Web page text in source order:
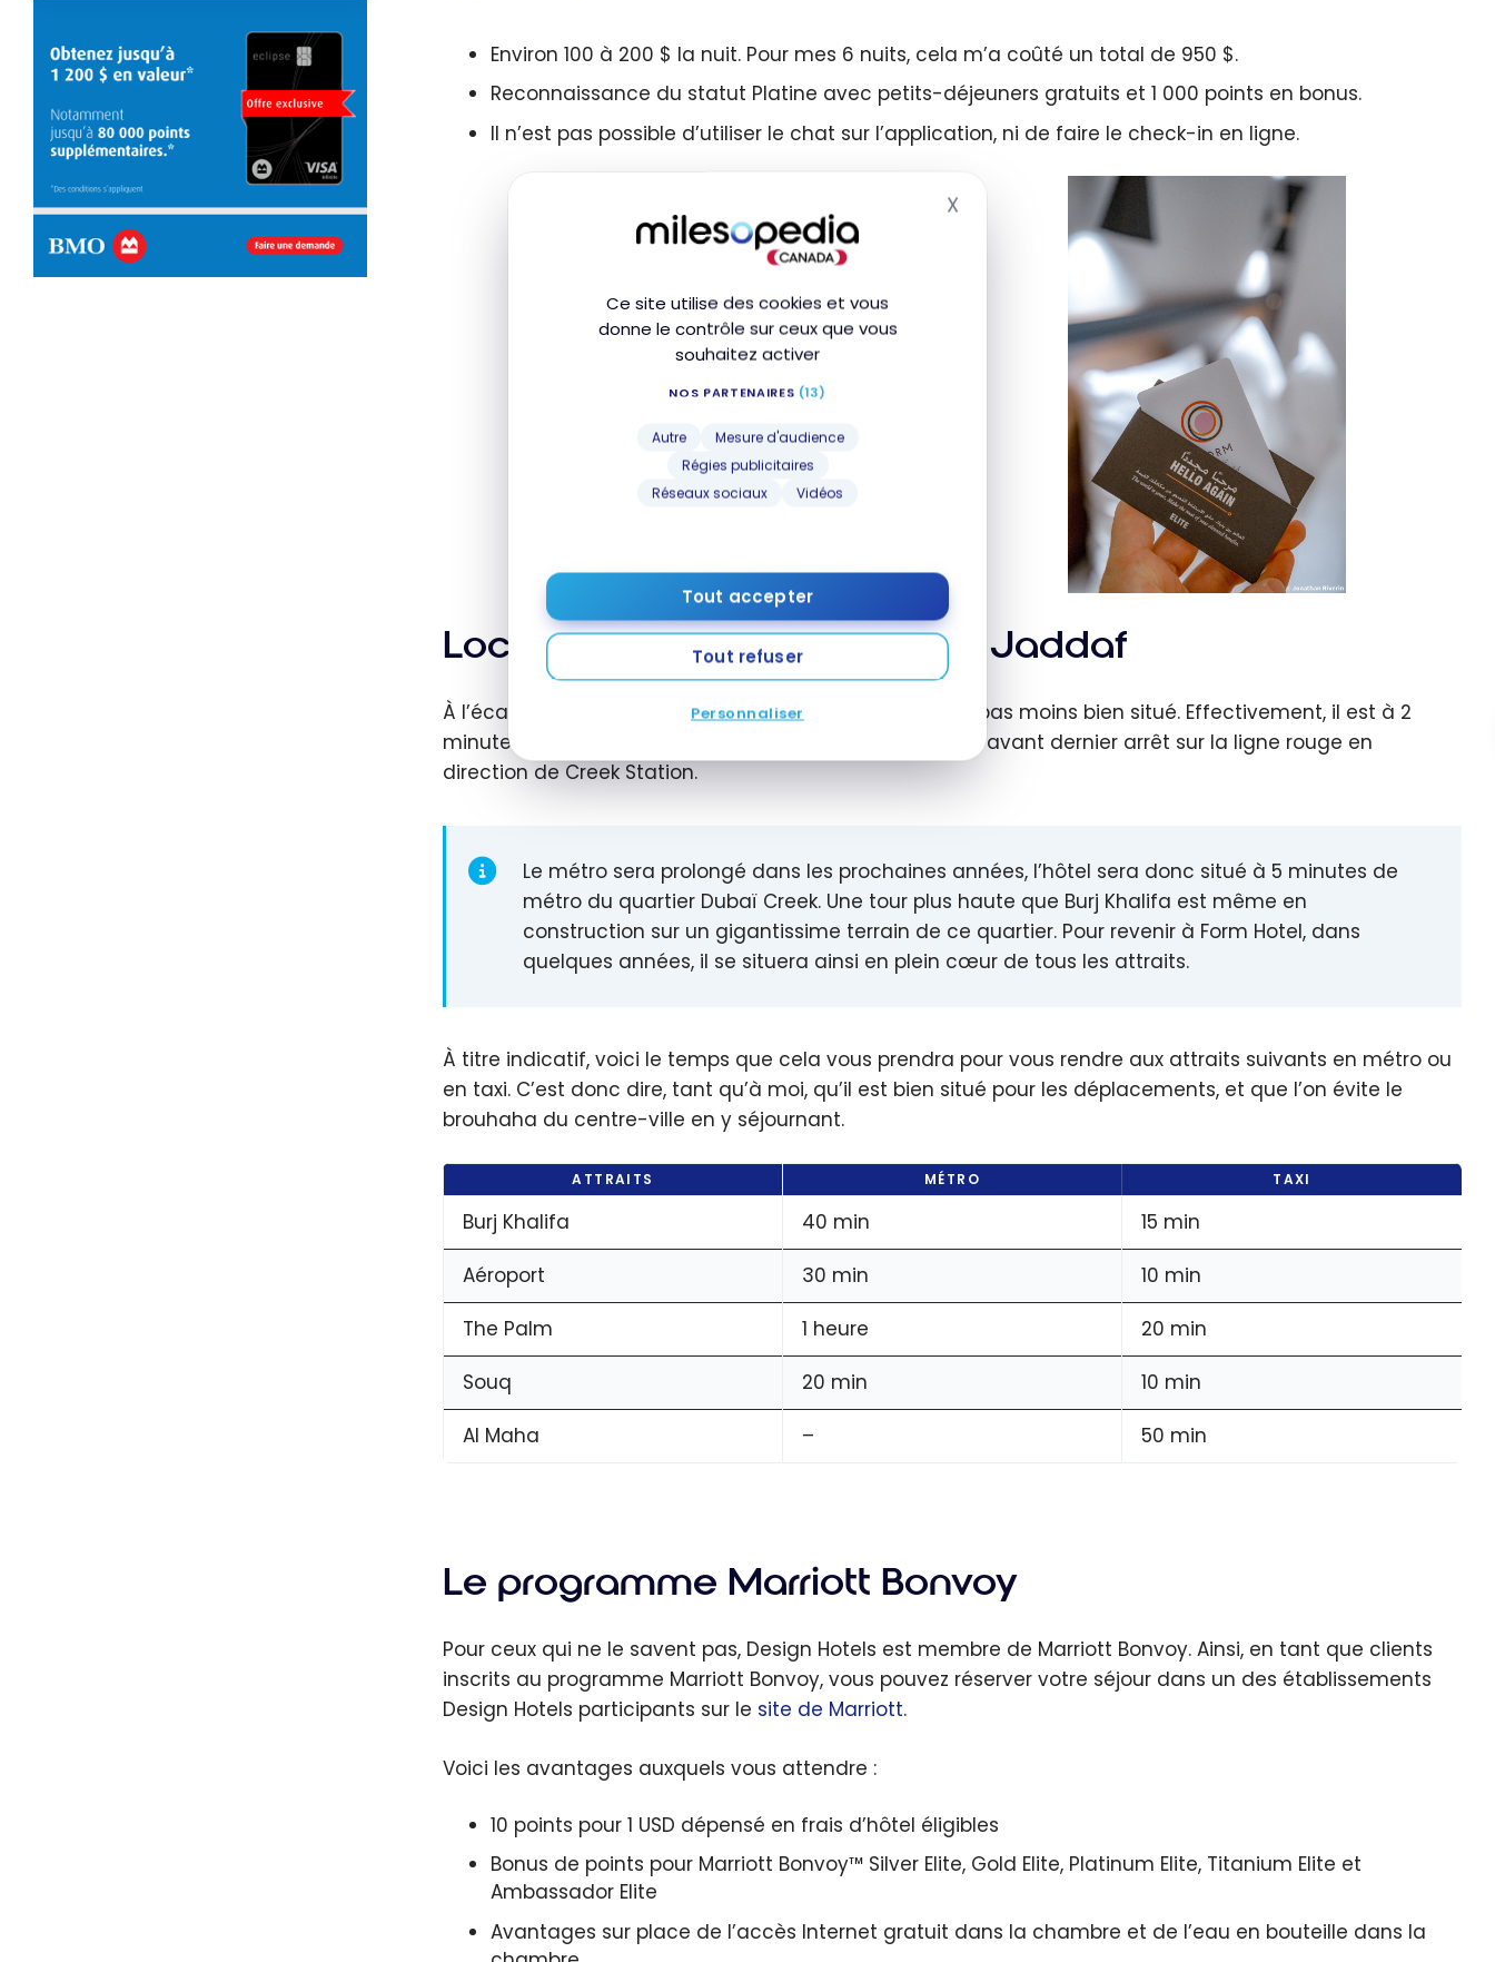
Ce site utilise des cookies et vous
donne le contrôle sur ceux que vous
souhaitez activer
NOS PARTENAIRES (13)
Autre
Mesure d'audience
Régies publicitaires
Réseaux sociaux
Vidéos
Tout accepter
Tout refuser
Personnaliser
XMasquer le bandeau des cookies
Environ 100 à 200 $ la nuit. Pour mes 6 nuits, cela m’a coûté un total de 950 $.
Reconnaissance du statut Platine avec petits-déjeuners gratuits et 1 000 points en bonus.
Il n’est pas possible d’utiliser le chat sur l’application, ni de faire le check-in en ligne.
Localisation du Form Hotel Al Jaddaf
À l’écart du centre-ville de Dubaï, l’hôtel n’en demeure pas moins bien situé. Effectivement, il est à 2
minutes à pied de la station de métro Al Jadaf, qui est l’avant dernier arrêt sur la ligne rouge en
direction de Creek Station.
Le métro sera prolongé dans les prochaines années, l’hôtel sera donc situé à 5 minutes de
métro du quartier Dubaï Creek. Une tour plus haute que Burj Khalifa est même en
construction sur un gigantissime terrain de ce quartier. Pour revenir à Form Hotel, dans
quelques années, il se situera ainsi en plein cœur de tous les attraits.
À titre indicatif, voici le temps que cela vous prendra pour vous rendre aux attraits suivants en métro ou
en taxi. C’est donc dire, tant qu’à moi, qu’il est bien situé pour les déplacements, et que l’on évite le
brouhaha du centre-ville en y séjournant.
ATTRAITS MÉTRO TAXI
Burj Khalifa 40 min
15 min
Aéroport
30 min
10 min
The Palm
1 heure
20 min
Souq
20 min
10 min
Al Maha
– 50 min
Le programme Marriott Bonvoy
Pour ceux qui ne le savent pas, Design Hotels est membre de Marriott Bonvoy. Ainsi, en tant que clients
inscrits au programme Marriott Bonvoy, vous pouvez réserver votre séjour dans un des établissements
Design Hotels participants sur le site de Marriott.
Voici les avantages auxquels vous attendre :
10 points pour 1 USD dépensé en frais d’hôtel éligibles
Bonus de points pour Marriott Bonvoy™ Silver Elite, Gold Elite, Platinum Elite, Titanium Elite et
Ambassador Elite
Avantages sur place de l’accès Internet gratuit dans la chambre et de l’eau en bouteille dans la